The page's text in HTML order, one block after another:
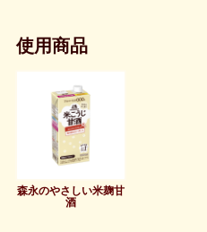
使用商品
森永のやさしい米麹甘
酒